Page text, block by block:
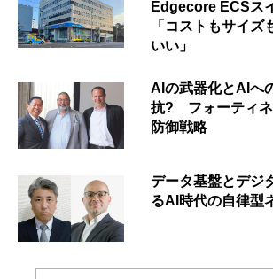
Edgecore ECSス
「コストもサイズ
いい」
AIの武器化とAIへ
抗? フォーティネ
防御戦略
データ基盤とデジ
るAI時代の自律型